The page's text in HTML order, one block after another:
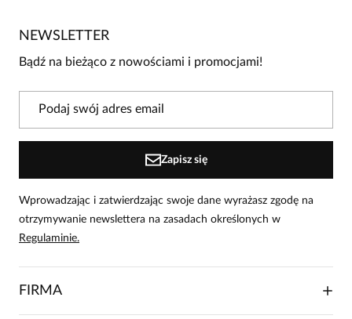
Bądź pierwszą osobą, która podzieli się opinią o tym
W naszej witrynie opinie mogą dodawać tylko
NEWSLETTER
Bądź na bieżąco z nowościami i promocjami!
Zapisz się
Wprowadzając i zatwierdzając swoje dane wyrażasz zgodę na
otrzymywanie newslettera na zasadach określonych w
Regulaminie.
FIRMA